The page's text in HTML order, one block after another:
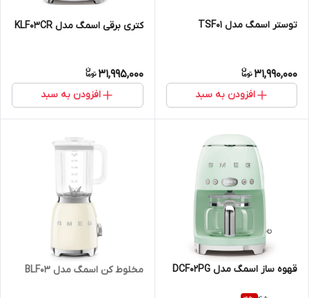
توستر اسمگ مدل TSF01
31,990,000
افزودن به سبد
کتری برقی اسمگ مدل KLF03CR
31,995,000
افزودن به سبد
قهوه ساز اسمگ مدل DCF02PG مخلوط کن اسمگ مدل BLF03